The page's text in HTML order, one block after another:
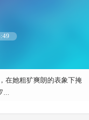
在她粗犷爽朗的表象下掩
...